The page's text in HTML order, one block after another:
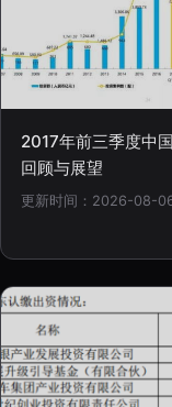
2017年前三季度中
回顾与展望
更新时间：2026-08-